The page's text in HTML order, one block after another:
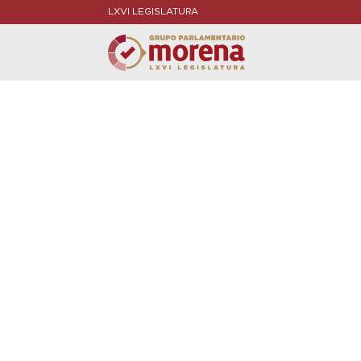
LXVI LEGISLATURA